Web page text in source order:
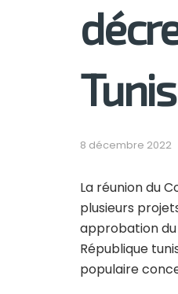
8 décembre 2022
La réunion du
plusieurs
approbation
République
populaire